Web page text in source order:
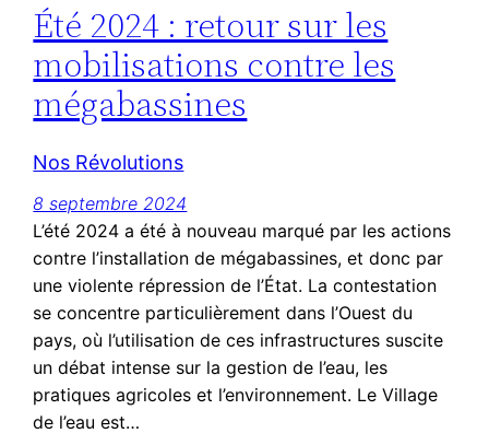
Été 2024 : retour sur les
mobilisations contre les
mégabassines
Nos Révolutions
8 septembre 2024
L’été 2024 a été à nouveau marqué par les actions
contre l’installation de mégabassines, et donc par
une violente répression de l’État. La contestation
se concentre particulièrement dans l’Ouest du
pays, où l’utilisation de ces infrastructures suscite
un débat intense sur la gestion de l’eau, les
pratiques agricoles et l’environnement. Le Village
de l’eau est…